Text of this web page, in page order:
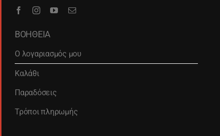
ΒΟΗΘΕΙΑ
Ο λογαριασμός μου
Καλάθι
Παραδόσεις
Τρόποι πληρωμής